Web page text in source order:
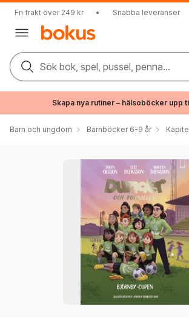
Fri frakt över 249 kr • Snabba leveranser
Sök bok, spel, pussel, penna...
Skapa nya rutiner – hälsoböcker upp
Barn och ungdom Barnböcker 6-9 år